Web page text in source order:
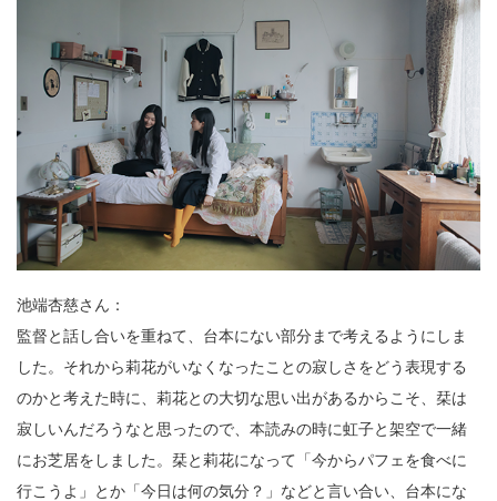
池端杏慈さん：
監督と話し合いを重ねて、台本にない部分まで考えるようにしま
した。それから莉花がいなくなったことの寂しさをどう表現する
のかと考えた時に、莉花との大切な思い出があるからこそ、栞は
寂しいんだろうなと思ったので、本読みの時に虹子と架空で一緒
にお芝居をしました。栞と莉花になって「今からパフェを食べに
行こうよ」とか「今日は何の気分？」などと言い合い、台本にな